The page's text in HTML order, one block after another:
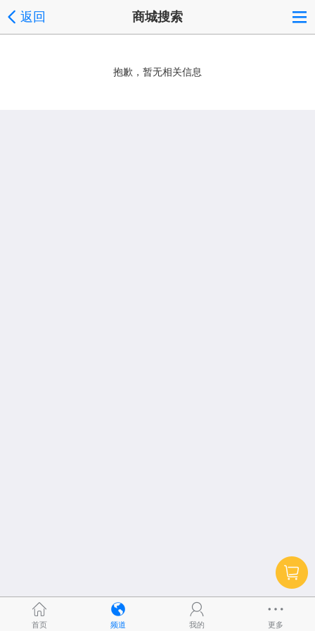
返回 商城搜索
抱歉，暂无相关信息
首页 频道 我的 更多